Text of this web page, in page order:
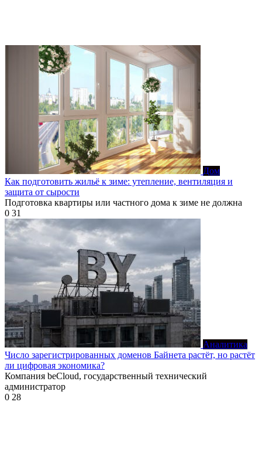
Дом
Как подготовить жильё к зиме: утепление, вентиляция и
защита от сырости
Подготовка квартиры или частного дома к зиме не должна
0 31
Аналитика
Число зарегистрированных доменов Байнета растёт, но растёт
ли цифровая экономика?
Компания beCloud, государственный технический
администратор
0 28